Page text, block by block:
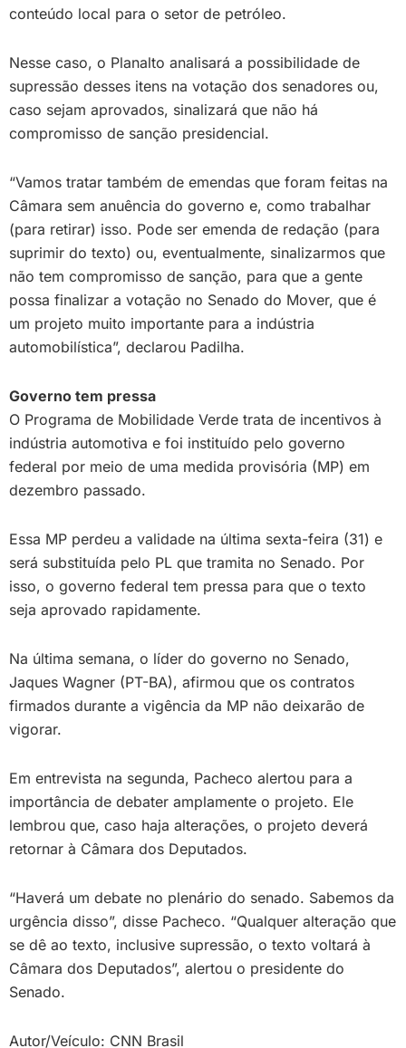
conteúdo local para o setor de petróleo.
Nesse caso, o Planalto analisará a possibilidade de
supressão desses itens na votação dos senadores ou,
caso sejam aprovados, sinalizará que não há
compromisso de sanção presidencial.
“Vamos tratar também de emendas que foram feitas na
Câmara sem anuência do governo e, como trabalhar
(para retirar) isso. Pode ser emenda de redação (para
suprimir do texto) ou, eventualmente, sinalizarmos que
não tem compromisso de sanção, para que a gente
possa finalizar a votação no Senado do Mover, que é
um projeto muito importante para a indústria
automobilística”, declarou Padilha.
Governo tem pressa
O Programa de Mobilidade Verde trata de incentivos à
indústria automotiva e foi instituído pelo governo
federal por meio de uma medida provisória (MP) em
dezembro passado.
Essa MP perdeu a validade na última sexta-feira (31) e
será substituída pelo PL que tramita no Senado. Por
isso, o governo federal tem pressa para que o texto
seja aprovado rapidamente.
Na última semana, o líder do governo no Senado,
Jaques Wagner (PT-BA), afirmou que os contratos
firmados durante a vigência da MP não deixarão de
vigorar.
Em entrevista na segunda, Pacheco alertou para a
importância de debater amplamente o projeto. Ele
lembrou que, caso haja alterações, o projeto deverá
retornar à Câmara dos Deputados.
“Haverá um debate no plenário do senado. Sabemos da
urgência disso”, disse Pacheco. “Qualquer alteração que
se dê ao texto, inclusive supressão, o texto voltará à
Câmara dos Deputados”, alertou o presidente do
Senado.
Autor/Veículo: CNN Brasil